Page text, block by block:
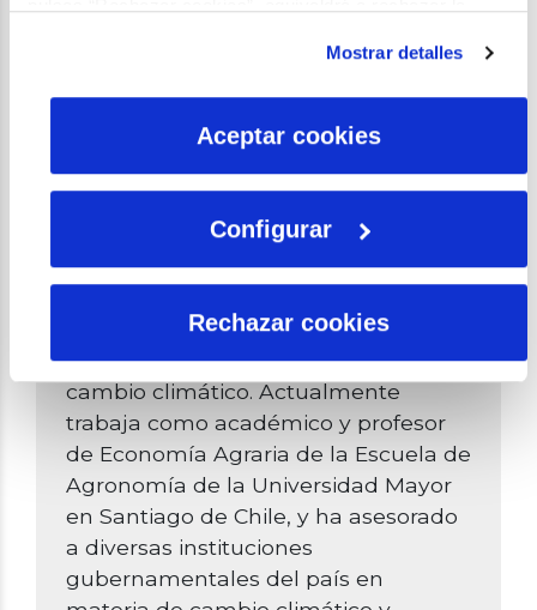
son indispensables para que el sitio web funcione y que
Mostrar detalles
Aceptar cookies
Configurar
Rechazar cookies
económica de los probables
impactos del cambio climático sobre
agrícolas, medioambientales y de
adaptación al cambio climático. En
tenido una estrecha relación entre la
identificación y evaluación del
vulnerabilidad de hogares agrícolas
heterogéneos, en un contexto de
cambio climático. Actualmente
trabaja como académico y profesor
de Economía Agraria de la Escuela de
Agronomía de la Universidad Mayor
en Santiago de Chile, y ha asesorado
a diversas instituciones
gubernamentales del país en